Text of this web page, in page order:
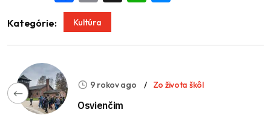
Kategórie: Kultúra
9 rokov ago Zo života škôl
Osvienčim